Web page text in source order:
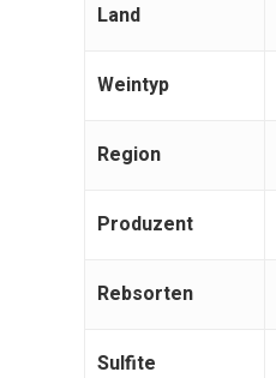
Land
Weintyp
Region
Produzent
Rebsorten
Sulfite